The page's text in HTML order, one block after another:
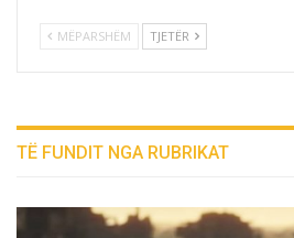
MËPARSHËM TJETËR
TË FUNDIT NGA RUBRIKAT